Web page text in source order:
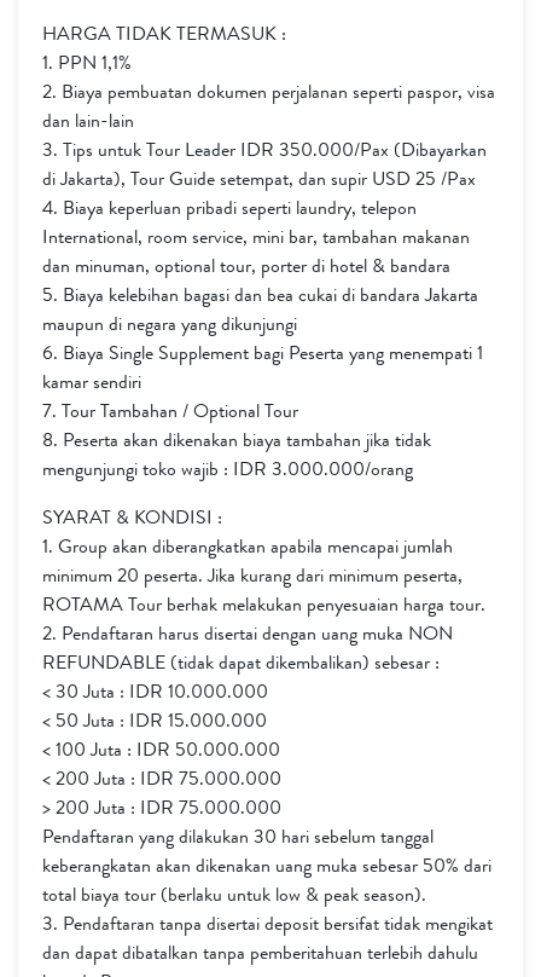
HARGA TIDAK TERMASUK :
1. PPN 1,1%
2. Biaya pembuatan dokumen perjalanan seperti paspor, visa
dan lain-lain
3. Tips untuk Tour Leader IDR 350.000/Pax (Dibayarkan
di Jakarta), Tour Guide setempat, dan supir USD 25 /Pax
4. Biaya keperluan pribadi seperti laundry, telepon
International, room service, mini bar, tambahan makanan
dan minuman, optional tour, porter di hotel & bandara
5. Biaya kelebihan bagasi dan bea cukai di bandara Jakarta
maupun di negara yang dikunjungi
6. Biaya Single Supplement bagi Peserta yang menempati 1
kamar sendiri
7. Tour Tambahan / Optional Tour
8. Peserta akan dikenakan biaya tambahan jika tidak
mengunjungi toko wajib : IDR 3.000.000/orang
SYARAT & KONDISI :
1. Group akan diberangkatkan apabila mencapai jumlah
minimum 20 peserta. Jika kurang dari minimum peserta,
ROTAMA Tour berhak melakukan penyesuaian harga tour.
2. Pendaftaran harus disertai dengan uang muka NON
REFUNDABLE (tidak dapat dikembalikan) sebesar :
< 30 Juta : IDR 10.000.000
< 50 Juta : IDR 15.000.000
< 100 Juta : IDR 50.000.000
< 200 Juta : IDR 75.000.000
> 200 Juta : IDR 75.000.000
Pendaftaran yang dilakukan 30 hari sebelum tanggal
keberangkatan akan dikenakan uang muka sebesar 50% dari
total biaya tour (berlaku untuk low & peak season).
3. Pendaftaran tanpa disertai deposit bersifat tidak mengikat
dan dapat dibatalkan tanpa pemberitahuan terlebih dahulu